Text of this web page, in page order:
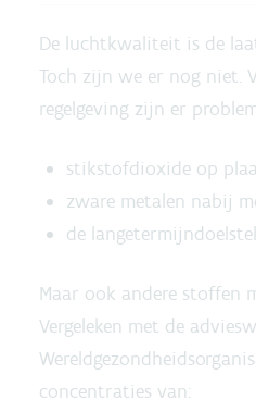
De luchtkwaliteit is de
Toch zijn we er nog niet.
regelgeving zijn er
stikstofdioxide op
zware metalen nabij
de
Maar ook andere stoffen
Vergeleken met de
concentraties van: